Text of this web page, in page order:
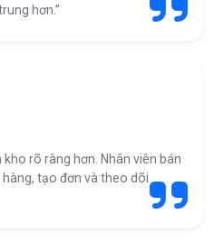
hơn.”
rõ ràng hơn. Nhân viên bán
tạo đơn và theo dõi